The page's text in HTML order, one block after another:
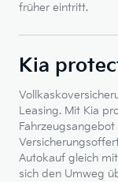
früher eintritt.
Kia
Leasing. Mit Kia
Autokauf gleich
sich den Umweg